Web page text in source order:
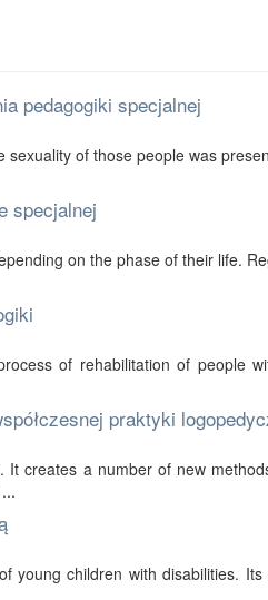
pedagogiki specjalnej
of those people was
specjalnej
on the phase of their life.
of rehabilitation of people
praktyki
It creates a number of new
young children with disabilities.